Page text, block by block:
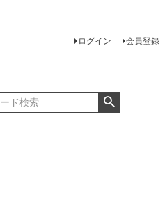
ログイン 会員登録